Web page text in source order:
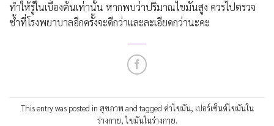
ทำให้รู้ในเบื้องต้นเท่านั้น หากพบว่าปริมาณไขมันสูง ควรไปตรวจ
ซ้ำที่โรงพยาบาลอีกครั้งจะดีกว่าและละเอียดกว่านะคะ
This entry was posted in สุขภาพ and tagged ค่าไขมัน, เปอร์เซ็นต์ไขมันใน
ร่างกาย, ไขมันในร่างกาย.